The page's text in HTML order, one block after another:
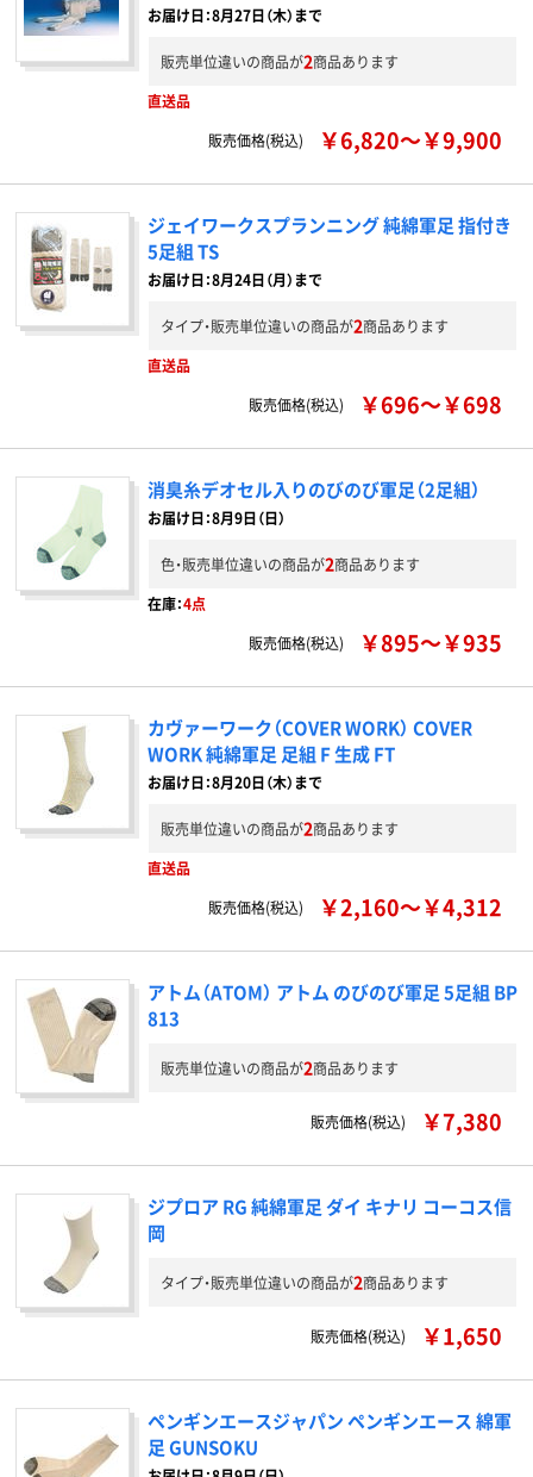
お届け日：8月27日（木）まで
販売単位違いの商品が2商品あります
直送品
販売価格(税込)
￥6,820～￥9,900
ジェイワークスプランニング 純綿軍足 指付き
5足組 TS
お届け日：8月24日（月）まで
タイプ・販売単位違いの商品が2商品あります
直送品
販売価格(税込)
￥696～￥698
消臭糸デオセル入りのびのび軍足（2足組）
お届け日：8月9日（日）
色・販売単位違いの商品が2商品あります
在庫：4点
販売価格(税込)
￥895～￥935
カヴァーワーク（COVER WORK） COVER
WORK 純綿軍足 足組 F 生成 FT
お届け日：8月20日（木）まで
販売単位違いの商品が2商品あります
直送品
販売価格(税込)
￥2,160～￥4,312
アトム（ATOM） アトム のびのび軍足 5足組 BP
813
販売単位違いの商品が2商品あります
販売価格(税込) ￥7,380
ジプロア RG 純綿軍足 ダイ キナリ コーコス信
岡
タイプ・販売単位違いの商品が2商品あります
販売価格(税込) ￥1,650
ペンギンエースジャパン ペンギンエース 綿軍
足 GUNSOKU